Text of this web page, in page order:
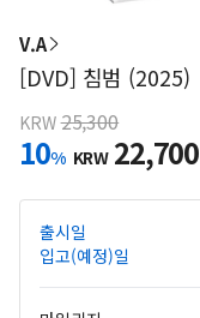
V.A
[DVD] 침범 (2025)
KRW 25,300
10% KRW 22,700
출시일
입고(예정)일